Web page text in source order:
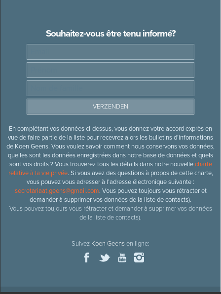
Souhaitez-vous être tenu informé?
En complétant vos données ci-dessus, vous donnez votre accord exprès en
vue de faire partie de la liste pour recevrez alors les bulletins d’informations
de Koen Geens. Vous voulez savoir comment nous conservons vos données,
quelles sont les données enregistrées dans notre base de données et quels
sont vos droits ? Vous trouverez tous les détails dans notre nouvellecharte
relative à la vie privée. Si vous avez des questions à propos de cette charte,
vous pouvez vous adresser à l’adresse électronique suivante :
secretariaat.geens@gmail.com. Vous pouvez toujours vous rétracter et
demander à supprimer vos données de la liste de contacts).
Vous pouvez toujours vous rétracter et demander à supprimer vos données
de la liste de contacts).
Suivez Koen Geensen ligne: